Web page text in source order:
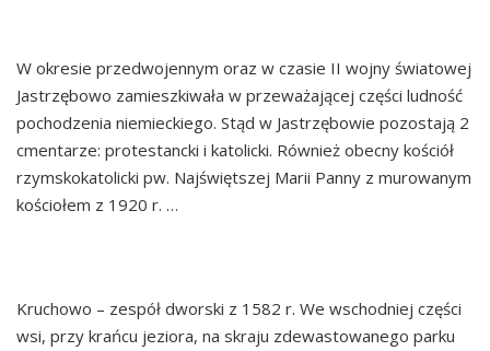
W okresie przedwojennym oraz w czasie II wojny światowej
Jastrzębowo zamieszkiwała w przeważającej części ludność
pochodzenia niemieckiego. Stąd w Jastrzębowie pozostają 2
cmentarze: protestancki i katolicki. Również obecny kościół
rzymskokatolicki pw. Najświętszej Marii Panny z murowanym
kościołem z 1920 r. …
Kruchowo – zespół dworski z 1582 r. We wschodniej części
wsi, przy krańcu jeziora, na skraju zdewastowanego parku